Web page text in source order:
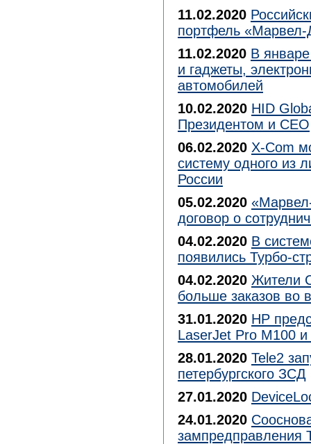
11.02.2020
портфель «Марвел-
11.02.2020 В
и гаджеты,
автомобилей
10.02.2020 HID
Президентом и CEO
06.02.2020 X-Com
систему одного из
России
05.02.2020
договор о
04.02.2020 В
появились Турбо-
04.02.2020 Жители
больше заказов во
31.01.2020 HP
LaserJet Pro M100
28.01.2020 Tele2
петербургского ЗСД
27.01.2020
24.01.2020
зампредправления